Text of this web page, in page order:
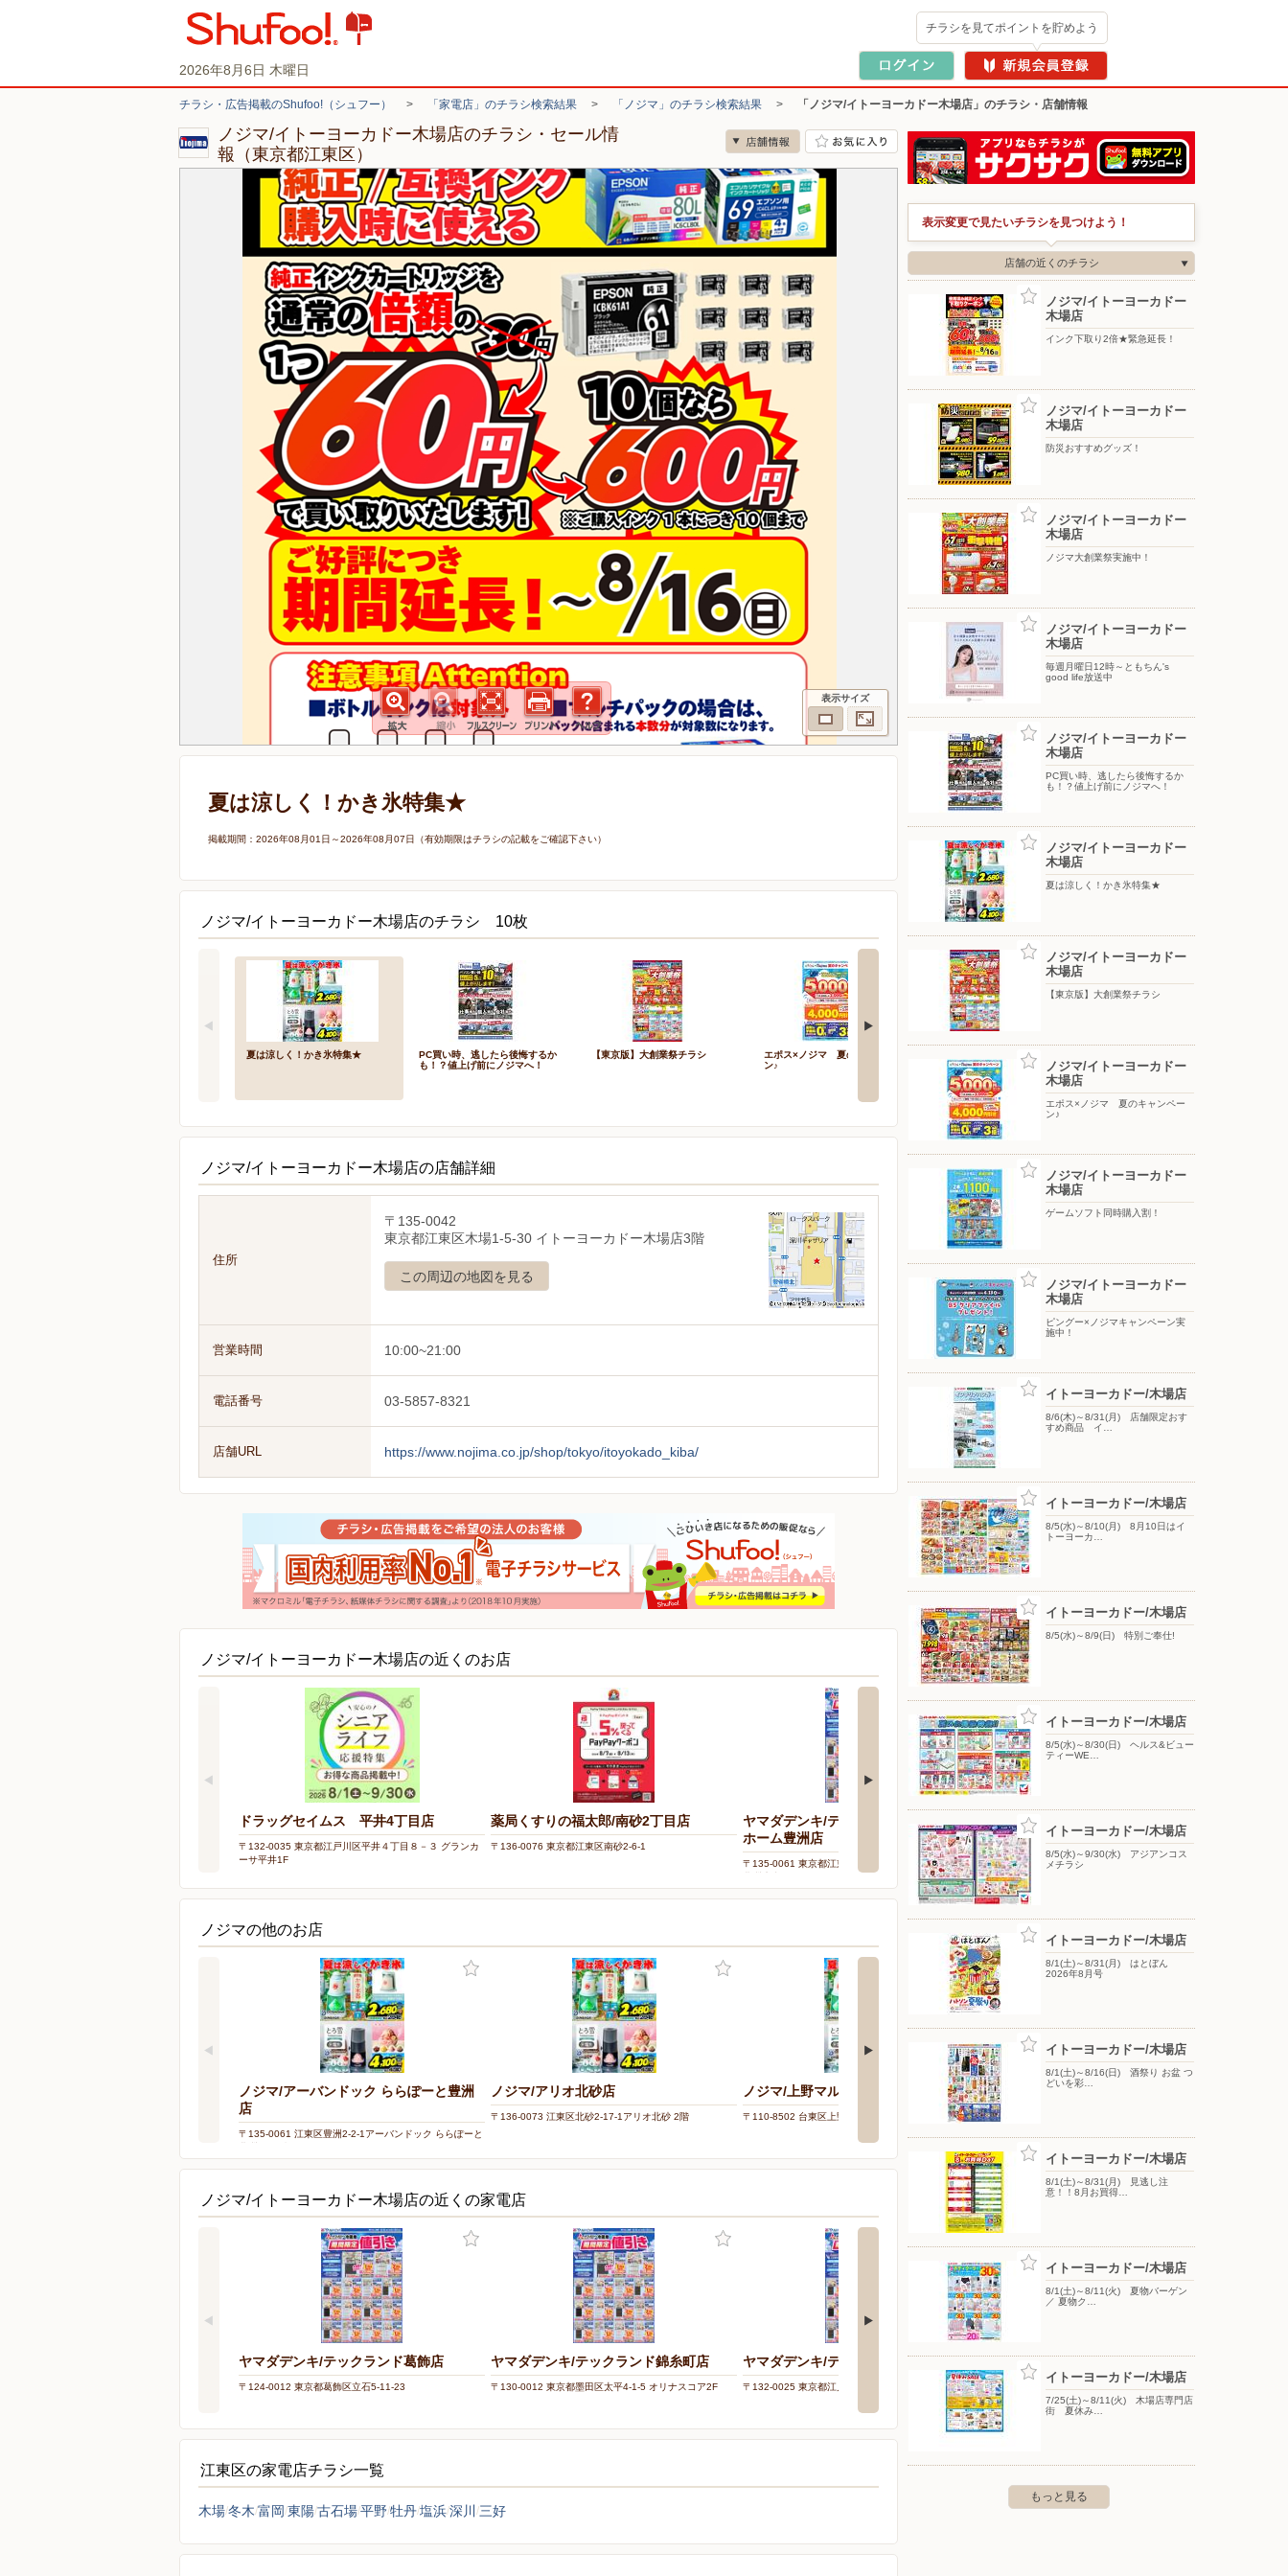
2026年8月6日 木曜日
チラシを見てポイントを貯めよう
チラシ・広告掲載のShufoo!（シュフー） > 「家電店」のチラシ検索結果 > 「ノジマ」のチラシ検索結果 > 「ノジマ/イトーヨーカドー木場店」のチラシ・店舗情報
ノジマ/イトーヨーカドー木場店のチラシ・セール情
報（東京都江東区）
表示サイズ
夏は涼しく！かき氷特集★
掲載期間：2026年08月01日～2026年08月07日（有効期限はチラシの記載をご確認下さい）
ノジマ/イトーヨーカドー木場店のチラシ 10枚
夏は涼しく！かき氷特集★
PC買い時、逃したら後悔するか
も！？値上げ前にノジマへ！
【東京版】大創業祭チラシ
エポス×ノジマ 夏のキャンペー
ン♪
ゲームソフト同時購入割！
施中！
ノジマ/イトーヨーカドー木場店の店舗詳細
住所
〒135-0042
東京都江東区木場1-5-30 イトーヨーカドー木場店3階
この周辺の地図を見る
営業時間 10:00~21:00
電話番号 03-5857-8321
店舗URL https://www.nojima.co.jp/shop/tokyo/itoyokado_kiba/
ノジマ/イトーヨーカドー木場店の近くのお店
ドラッグセイムス 平井4丁目店
〒132-0035 東京都江戸川区平井４丁目８－３ グランカ
ーサ平井1F
薬局くすりの福太郎/南砂2丁目店
〒136-0076 東京都江東区南砂2-6-1
ヤマダデンキ/テックランドスーパービバ
ホーム豊洲店
〒135-0061 東京都江東区豊洲3-4-8 スーパービバホーム
ヤマダデンキ/テックランドNew葛西店
〒134-0083 東京都江戸川区中葛西4-8-1
ノジマの他のお店
ノジマ/アーバンドック ららぽーと豊洲
店
〒135-0061 江東区豊洲2-2-1アーバンドック ららぽーと
ノジマ/アリオ北砂店
〒136-0073 江東区北砂2-17-1アリオ北砂 2階
ノジマ/上野マルイ店
〒110-8502 台東区上野6丁目15－1上野マルイ7階
ノジマ/イオン船堀店
〒134-0091 江戸川区船堀１丁目１－５１イオン船堀２
ノジマ/イトーヨーカドー木場店の近くの家電店
ヤマダデンキ/テックランド葛飾店
〒124-0012 東京都葛飾区立石5-11-23
ヤマダデンキ/テックランド錦糸町店
〒130-0012 東京都墨田区太平4-1-5 オリナスコア2F
ヤマダデンキ/テックランド江戸川店
〒132-0025 東京都江戸川区松江2-29-7
ヤマダデンキ/LABI新宿西口館
〒160-0023 東京都新宿区西新宿1-18-8
江東区の家電店チラシ一覧
木場冬木 富岡 東陽古石場平野牡丹塩浜深川 三好
表示変更で見たいチラシを見つけよう！
店舗の近くのチラシ
ノジマ/イトーヨーカドー
木場店
インク下取り2倍★緊急延長！
ノジマ/イトーヨーカドー
木場店
防災おすすめグッズ！
ノジマ/イトーヨーカドー
木場店
ノジマ大創業祭実施中！
ノジマ/イトーヨーカドー
木場店
毎週月曜日12時～ともちん's
good life放送中
ノジマ/イトーヨーカドー
木場店
PC買い時、逃したら後悔するか
も！？値上げ前にノジマへ！
ノジマ/イトーヨーカドー
木場店
夏は涼しく！かき氷特集★
ノジマ/イトーヨーカドー
木場店
【東京版】大創業祭チラシ
ノジマ/イトーヨーカドー
木場店
エポス×ノジマ 夏のキャンペー
ン♪
ノジマ/イトーヨーカドー
木場店
ゲームソフト同時購入割！
ノジマ/イトーヨーカドー
木場店
ピングー×ノジマキャンペーン実
施中！
イトーヨーカドー/木場店
8/6(木)～8/31(月) 店舗限定おす
すめ商品 イ…
イトーヨーカドー/木場店
8/5(水)～8/10(月) 8月10日はイ
トーヨーカ…
イトーヨーカドー/木場店
8/5(水)～8/9(日) 特別ご奉仕!
イトーヨーカドー/木場店
8/5(水)～8/30(日) ヘルス&ビュー
ティーWE…
イトーヨーカドー/木場店
8/5(水)～9/30(水) アジアンコス
メチラシ
イトーヨーカドー/木場店
8/1(土)～8/31(月) はとぼん
2026年8月号
イトーヨーカドー/木場店
8/1(土)～8/16(日) 酒祭り お盆 つ
どいを彩…
イトーヨーカドー/木場店
8/1(土)～8/31(月) 見逃し注
意！！8月お買得…
イトーヨーカドー/木場店
8/1(土)～8/11(火) 夏物バーゲン
／ 夏物ク…
イトーヨーカドー/木場店
7/25(土)～8/11(火) 木場店専門店
街 夏休み…
もっと見る